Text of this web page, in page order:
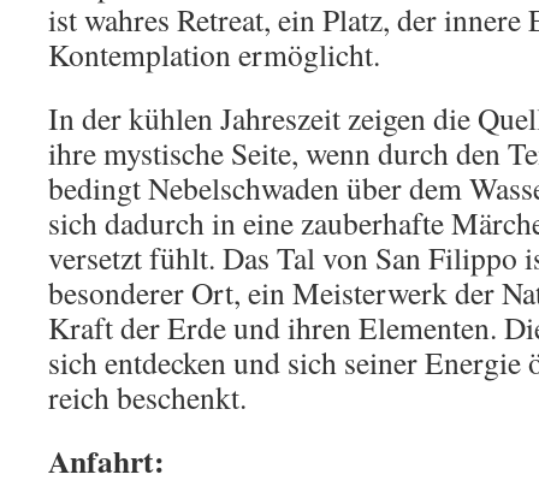
ist wahres Retreat, ein Platz, der innere
Kontemplation ermöglicht.
In der kühlen Jahreszeit zeigen die
ihre mystische Seite, wenn durch den
bedingt Nebelschwaden über dem
sich dadurch in eine zauberhafte
versetzt fühlt. Das Tal von San Filippo
besonderer Ort, ein Meisterwerk der
Kraft der Erde und ihren Elementen.
sich entdecken und sich seiner Energie
reich beschenkt.
Anfahrt: